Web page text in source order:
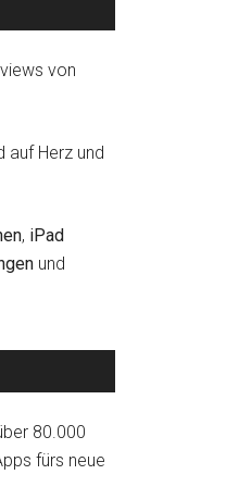
von
auf Herz und
, iPad
und
80.000
fürs neue